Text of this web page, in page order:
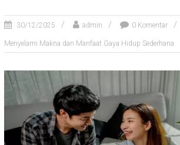
30/12/2025 admin 0 Komentar
Menyelami Makna dan Manfaat Gaya Hidup Sederhana